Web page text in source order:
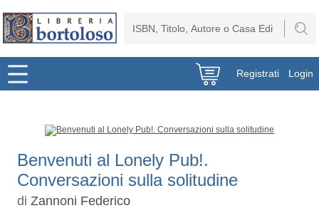
Registrati Login
Benvenuti al Lonely Pub!.
Conversazioni sulla solitudine
diZannoni Federico